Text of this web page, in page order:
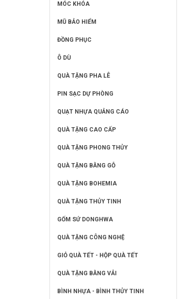
MÓC KHÓA
MŨ BẢO HIỂM
ĐỒNG PHỤC
Ô DÙ
QUÀ TẶNG PHA LÊ
PIN SẠC DỰ PHÒNG
QUẠT NHỰA QUẢNG CÁO
QUÀ TẶNG CAO CẤP
QUÀ TẶNG PHONG THỦY
QUÀ TẶNG BẰNG GỖ
QUÀ TẶNG BOHEMIA
QUÀ TẶNG THỦY TINH
GỐM SỨ DONGHWA
QUÀ TẶNG CÔNG NGHỆ
GIỎ QUÀ TẾT - HỘP QUÀ TẾT
QUÀ TẶNG BẰNG VẢI
BÌNH NHỰA - BÌNH THỦY TINH